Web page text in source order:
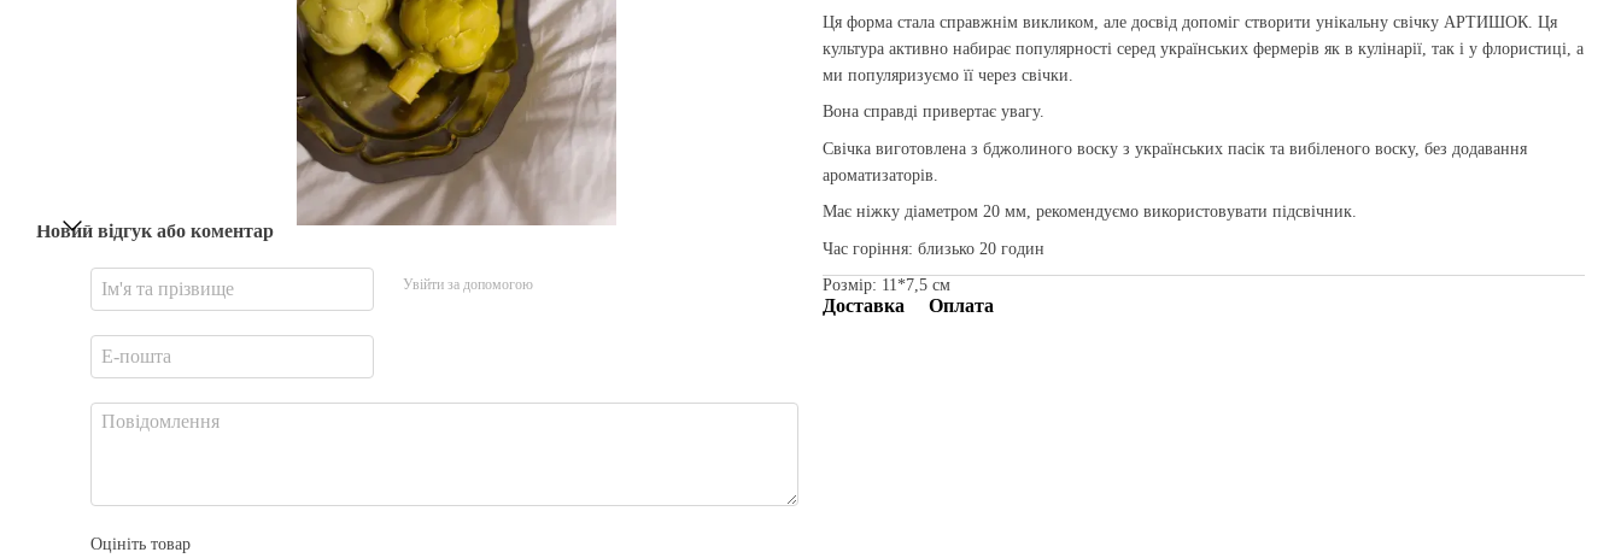
Новий відгук або коментар
Увійти за допомогою
Оцініть товар
Ця форма стала справжнім викликом, але досвід допоміг створити унікальну свічку АРТИШОК. Ця
культура активно набирає популярності серед українських фермерів як в кулінарії, так і у флористиці, а
ми популяризуємо її через свічки.
Вона справді привертає увагу.
Свічка виготовлена з бджолиного воску з українських пасік та вибіленого воску, без додавання
ароматизаторів.
Має ніжку діаметром 20 мм, рекомендуємо використовувати підсвічник.
Час горіння: близько 20 годин
Розмір: 11*7,5 см
Доставка Оплата